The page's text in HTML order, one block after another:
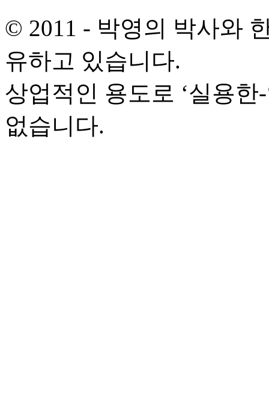
© 2011 - 박영의 박사와
유하고 있습니다.
상업적인 용도로 ‘실용
없습니다.